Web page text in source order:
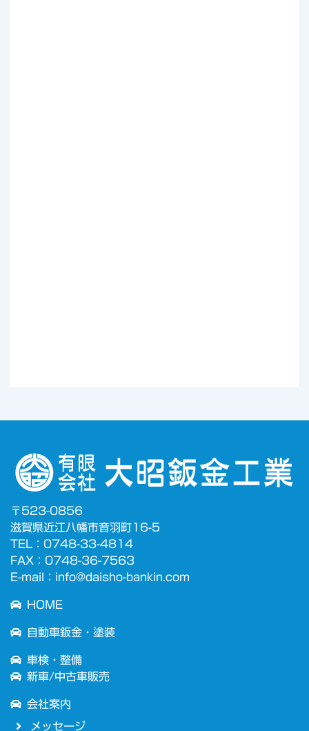
〒523-0856
滋賀県近江八幡市音羽町16-5
TEL：0748-33-4814
FAX：0748-36-7563
E-mail： info@daisho-bankin.com
HOME
自動車鈑金・塗装
車検・整備
新車/中古車販売
会社案内
メッセージ